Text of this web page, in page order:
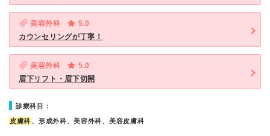
美容外科
5.0
カウンセリングが丁寧！
美容外科
5.0
眉下リフト・眉下切開
診療科目：
皮膚科 、形成外科、美容外科、美容皮膚科